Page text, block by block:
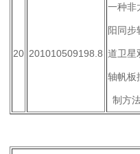
20 201010509198.8
一种非
阳同步
道卫星
轴帆板
制方